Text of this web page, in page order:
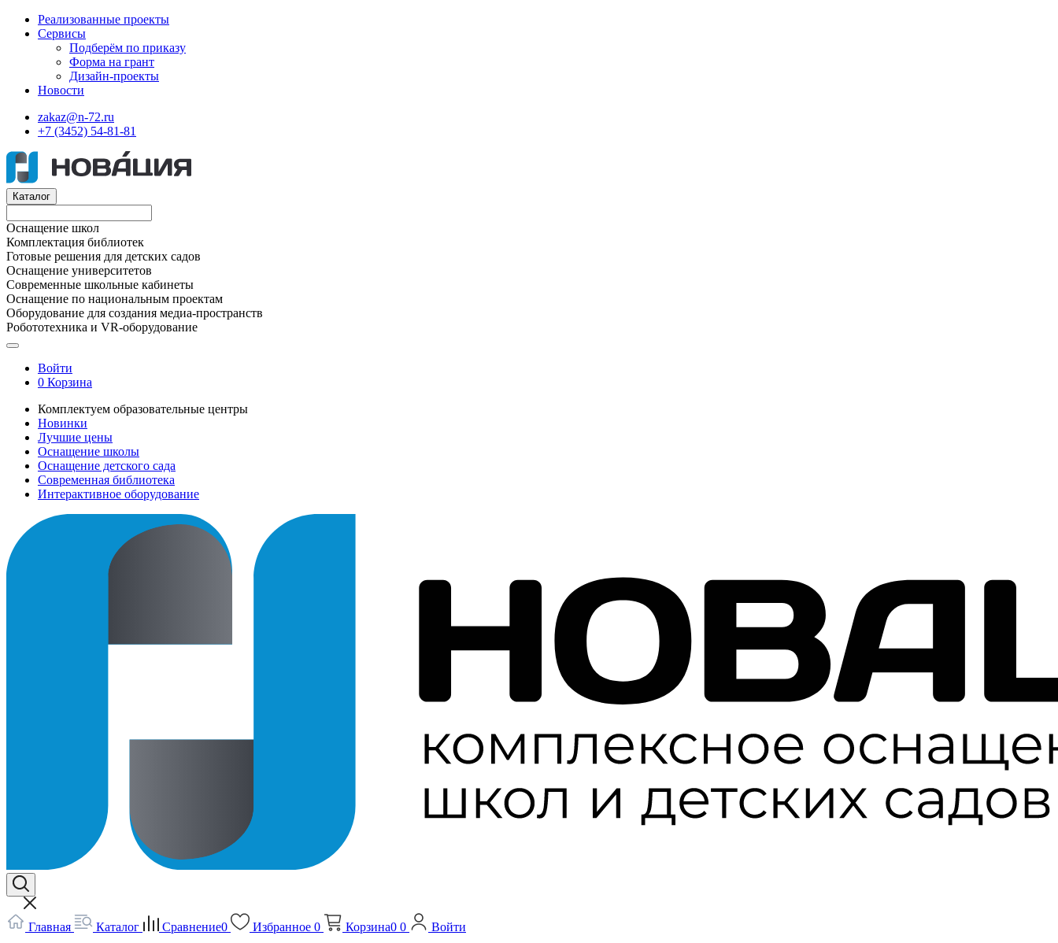
Реализованные проекты
Сервисы
Подберём по приказу
Форма на грант
Дизайн-проекты
Новости
zakaz@n-72.ru
+7 (3452) 54-81-81
Каталог
Оснащение школ
Комплектация библиотек
Готовые решения для детских садов
Оснащение университетов
Современные школьные кабинеты
Оснащение по национальным проектам
Оборудование для создания медиа-пространств
Робототехника и VR-оборудование
Войти
0 Корзина
Комплектуем образовательные центры
Новинки
Лучшие цены
Оснащение школы
Оснащение детского сада
Современная библиотека
Интерактивное оборудование
Главная Каталог Сравнение0 Избранное 0 Корзина0 0
Войти